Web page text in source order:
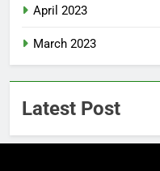
April 2023
March 2023
Latest Post